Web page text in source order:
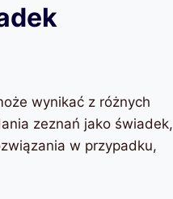
wynikać z różnych
zeznań jako świadek,
w przypadku,